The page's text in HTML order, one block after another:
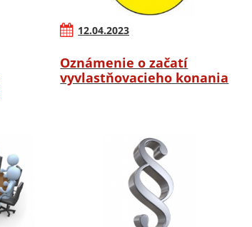
12.04.2023
Oznámenie o začatí
vyvlastňovacieho konania